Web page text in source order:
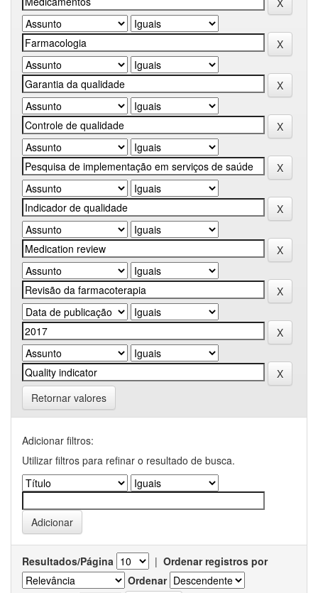
Retornar valores
Adicionar filtros:
Utilizar filtros para refinar o resultado de busca.
Resultados/Página | Ordenar registros por
Ordenar